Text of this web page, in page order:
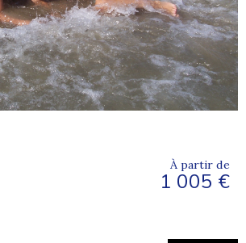
À partir de
1 005 €